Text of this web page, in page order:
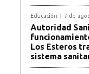
Educación 7 de
Autoridad
Los Esteros
sistema